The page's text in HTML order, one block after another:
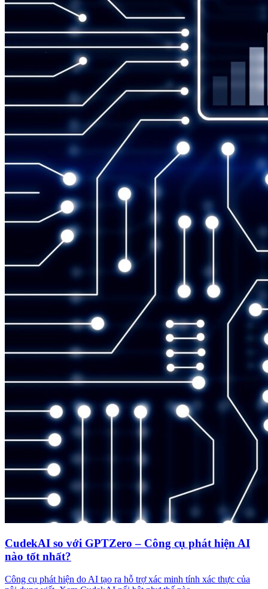
CudekAI so với GPTZero – Công cụ phát hiện AI
nào tốt nhất?
Công cụ phát hiện do AI tạo ra hỗ trợ xác minh tính xác thực của